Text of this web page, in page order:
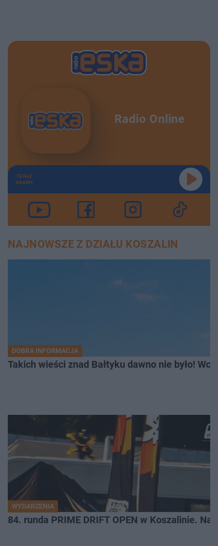
Radio Online
TERAZ
GRAMY
NAJNOWSZE Z DZIAŁU KOSZALIN
DOBRA INFORMACJA
Takich wieści znad Bałtyku dawno nie było!
WYDARZENIA
84. runda PRIME DRIFT OPEN w Koszalinie.